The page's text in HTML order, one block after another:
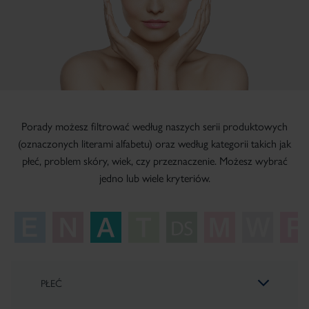
Porady możesz filtrować według naszych serii produktowych
(oznaczonych literami alfabetu) oraz według kategorii takich jak
płeć, problem skóry, wiek, czy przeznaczenie. Możesz wybrać
jedno lub wiele kryteriów.
PŁEĆ